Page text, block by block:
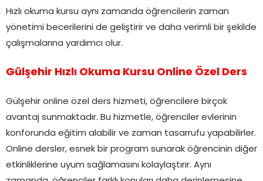
Hızlı okuma kursu aynı zamanda öğrencilerin zaman
yönetimi becerilerini de geliştirir ve daha verimli bir şekilde
çalışmalarına yardımcı olur.
Gülşehir Hızlı Okuma Kursu Online Özel Ders
Gülşehir online özel ders hizmeti, öğrencilere birçok
avantaj sunmaktadır. Bu hizmetle, öğrenciler evlerinin
konforunda eğitim alabilir ve zaman tasarrufu yapabilirler.
Online dersler, esnek bir program sunarak öğrencinin diğer
etkinliklerine uyum sağlamasını kolaylaştırır. Aynı